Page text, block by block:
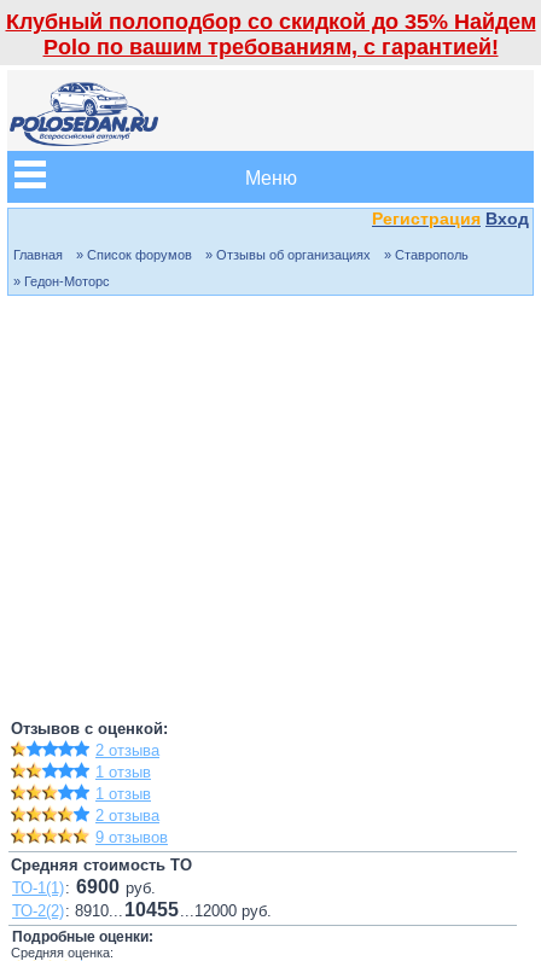
Клубный полоподбор со скидкой до 35% Найдем
Polo по вашим требованиям, с гарантией!
Меню
Регистрация Вход
Главная » Список форумов » Отзывы об организациях
» Ставрополь
» Гедон-Моторс
Отзывов с оценкой:
2 отзыва
1 отзыв
1 отзыв
2 отзыва
9 отзывов
Средняя стоимость ТО
ТО-1(1): 6900 руб.
ТО-2(2): 8910... 10455...12000 руб.
Подробные оценки:
Средняя оценка: